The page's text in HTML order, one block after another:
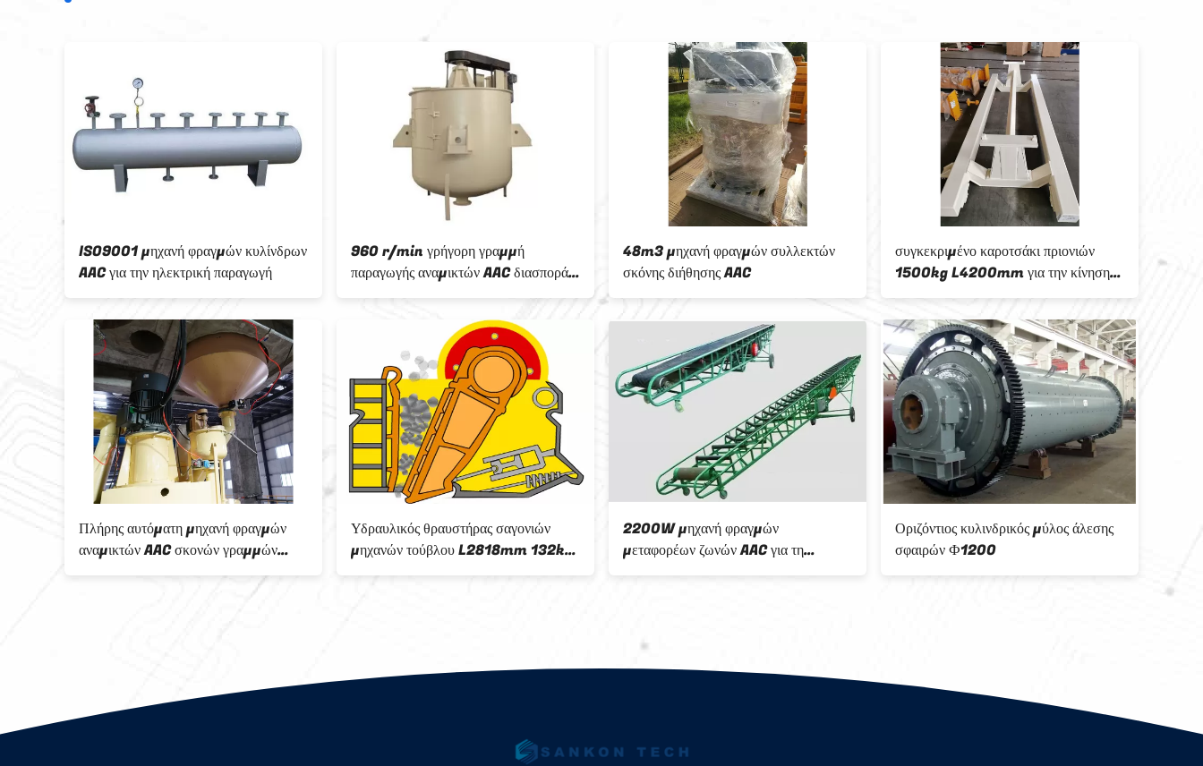
ISO9001 μηχανή φραγμών κυλίνδρων
AAC για την ηλεκτρική παραγωγή
960 r/min γρήγορη γραμμή
παραγωγής αναμικτών AAC διασποράς
χύνοντας
48m3 μηχανή φραγμών συλλεκτών
σκόνης διήθησης AAC
συγκεκριμένο καροτσάκι πριονιών
1500kg L4200mm για την κίνηση
του υλικού
Πλήρης αυτόματη μηχανή φραγμών
αναμικτών AAC σκονών γραμμών
παραγωγής φραγμών τούβλου AAC
Υδραυλικός θραυστήρας σαγονιών
μηχανών τούβλου L2818mm 132kw
AAC
2200W μηχανή φραγμών
μεταφορέων ζωνών AAC για τη
μεταφορά
Οριζόντιος κυλινδρικός μύλος άλεσης
σφαιρών Ф1200